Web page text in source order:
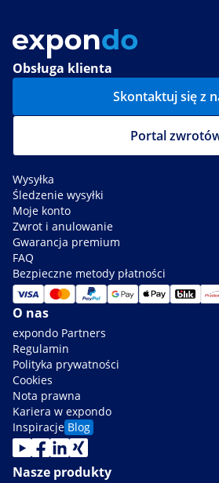
Obsługa klienta
Skontaktuj się z
Portal
Wysyłka
Śledzenie wysyłki
Moje konto
Zwrot i anulowanie
Gwarancja premium
FAQ
Bezpieczne metody płatności
O nas
expondo Partners
Regulamin
Polityka prywatności
Cookies
Nota prawna
Kariera w expondo
Inspiracje Blog
Nasze produkty